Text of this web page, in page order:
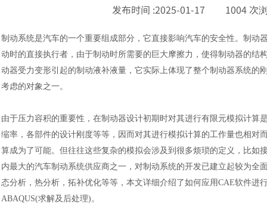
发布时间 :2025-01-17 1004 次
制动系统是汽车的一个重要组成部分，它直接影响汽车的安全性。制
动时的直接执行者，由于制动时所需要的巨大摩擦力，使得制动器的
动器受力变形引起的制动液补液量，它实际上体现了整个制动器系统
考虑的对象之一。
由于压力容积的重要性，在制动器设计初期时对其进行有限元模拟计
缩率，各部件的设计刚度等等，因而对其进行模拟计算的工作量也相
算成为了可能。但往往这些复杂的模拟会涉及到很多烦琐的定义，比
内最大的汽车制动系统供应商之一，对制动系统的开发已建立起较为
态分析，热分析，拓补优化等等，本文详细介绍了如何应用CAE软件进
ABAQUS(求解及后处理)。